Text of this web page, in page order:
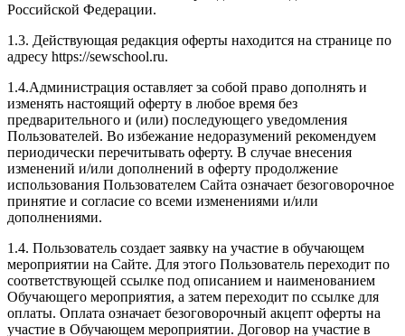
Российской Федерации.
1.3. Действующая редакция оферты находится на странице по
адресу https://sewschool.ru.
1.4.Администрация оставляет за собой право дополнять и
изменять настоящий оферту в любое время без
предварительного и (или) последующего уведомления
Пользователей. Во избежание недоразумений рекомендуем
периодически перечитывать оферту. В случае внесения
изменений и/или дополнений в оферту продолжение
использования Пользователем Сайта означает безоговорочное
принятие и согласие со всеми изменениями и/или
дополнениями.
1.4. Пользователь создает заявку на участие в обучающем
мероприятии на Сайте. Для этого Пользователь переходит по
соответствующей ссылке под описанием и наименованием
Обучающего мероприятия, а затем переходит по ссылке для
оплаты. Оплата означает безоговорочный акцепт оферты на
участие в Обучающем мероприятии. Договор на участие в